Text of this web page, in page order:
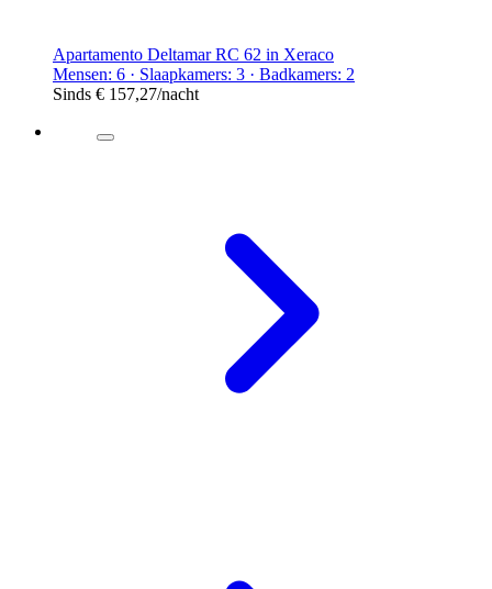
Apartamento Deltamar RC 62 in Xeraco
Mensen: 6 · Slaapkamers: 3 · Badkamers: 2
Sinds € 157,27/nacht